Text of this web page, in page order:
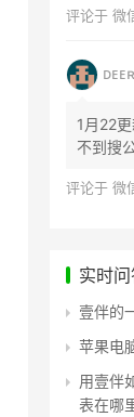
评论于 微信
1月22
不到搜
评论于 微信
实时
壹伴的
苹果电
用壹伴
表在哪